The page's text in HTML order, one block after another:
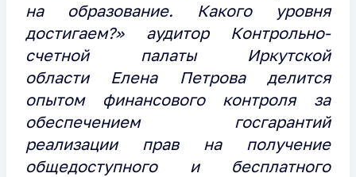
на образование. Какого уровня
достигаем?» аудитор Контрольно-
счетной палаты Иркутской
области Елена Петрова делится
опытом финансового контроля за
обеспечением госгарантий
реализации прав на получение
общедоступного и бесплатного